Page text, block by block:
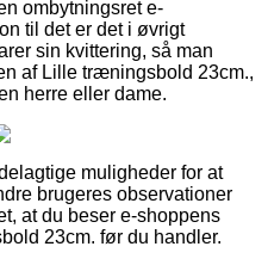
ombytningsret e-
til det er det i øvrigt
sin kvittering, så man
af Lille træningsbold 23cm.,
herre eller dame.
muligheder for at
brugeres observationer
at du beser e-shoppens
23cm. før du handler.